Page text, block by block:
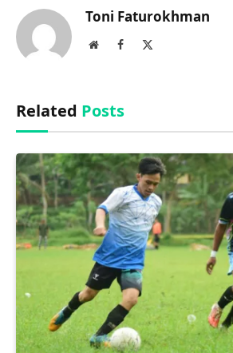
Toni Faturokhman
WebsiteFacebook
Related Posts